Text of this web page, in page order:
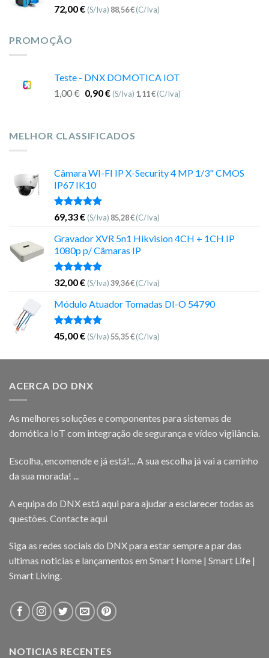
72,00€ (S/Iva) 88,56€(C/Iva)
PROMOÇÃO
Teste - DNX DOMOTICA IOT
1,00€ 0,90€ (S/Iva) 1,11€(C/Iva)
MELHOR CLASSIFICADOS
Câmara WI-FI IP X-Security 4 MP 1/3" CMOS
IP67 IK10
Avaliação
5.00
de 5
69,33€ (S/Iva) 85,28€(C/Iva)
Gravador XVR 5n1 Hikvision 4CH + 1CH IP
1080p p/ Câmaras IP
Avaliação
5.00
de 5
32,00€ (S/Iva)39,36€(C/Iva)
Módulo Atuador Tomadas DI-O 54790
Avaliação
5.00
de 5
45,00€ (S/Iva)55,35€(C/Iva)
ACERCA DO DNX
As melhores soluções e componentes para sistemas de
domótica IoT com integração de segurança e vídeo vigilância.
Escolha, encomende e já está!... A sua escolha já vai a caminho
da sua morada! ...
A equipa do DNX está aqui para ajudar a esclarecer todas as
questões. Contacte aqui
Siga as redes sociais do DNX para estar sempre a par das
ultimas noticias e lançamentos em Smart Home | Smart Life |
Smart Living.
NOTICIAS RECENTES